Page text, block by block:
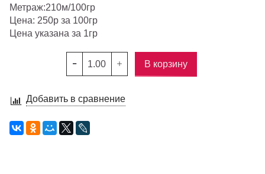
Метраж:210м/100гр
Цена: 250р за 100гр
Цена указана за 1гр
В корзину
Добавить в сравнение